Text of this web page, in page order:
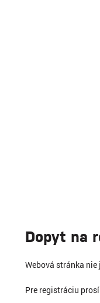
Dopyt na
Webová stránka
Pre registráciu